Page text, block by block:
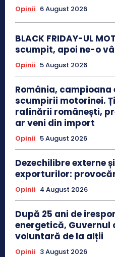
Opinii 6 August 2026
BLACK FRIDAY-UL
scumpit, apoi ne-o
Opinii 5 August 2026
România, campioana
scumpirii motorinei.
rafinării românești,
ar veni din import
Opinii 5 August 2026
Dezechilibre externe
exporturilor:
Opinii 4 August 2026
După 25 ani de
energetică,
voluntară de la alții
Opinii 3 August 2026